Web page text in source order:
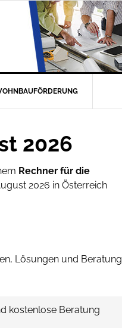
2026
Rechner für die
2026 in Österreich
Lösungen und Beratung
kostenlose Beratung